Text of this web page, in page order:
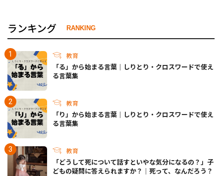
ランキング RANKING
教育
「る」から始まる言葉｜しりとり・クロスワードで使え
る言葉集
教育
「り」から始まる言葉｜しりとり・クロスワードで使え
る言葉集
教育
「どうして死について話すといやな気分になるの？」子
どもの疑問に答えられますか？｜死って、なんだろう？